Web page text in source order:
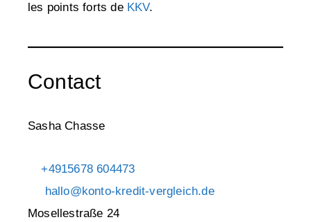
les points forts de KKV.
Contact
Sasha Chasse
+4915678 604473
hallo@konto-kredit-vergleich.de
Mosellestraße 24